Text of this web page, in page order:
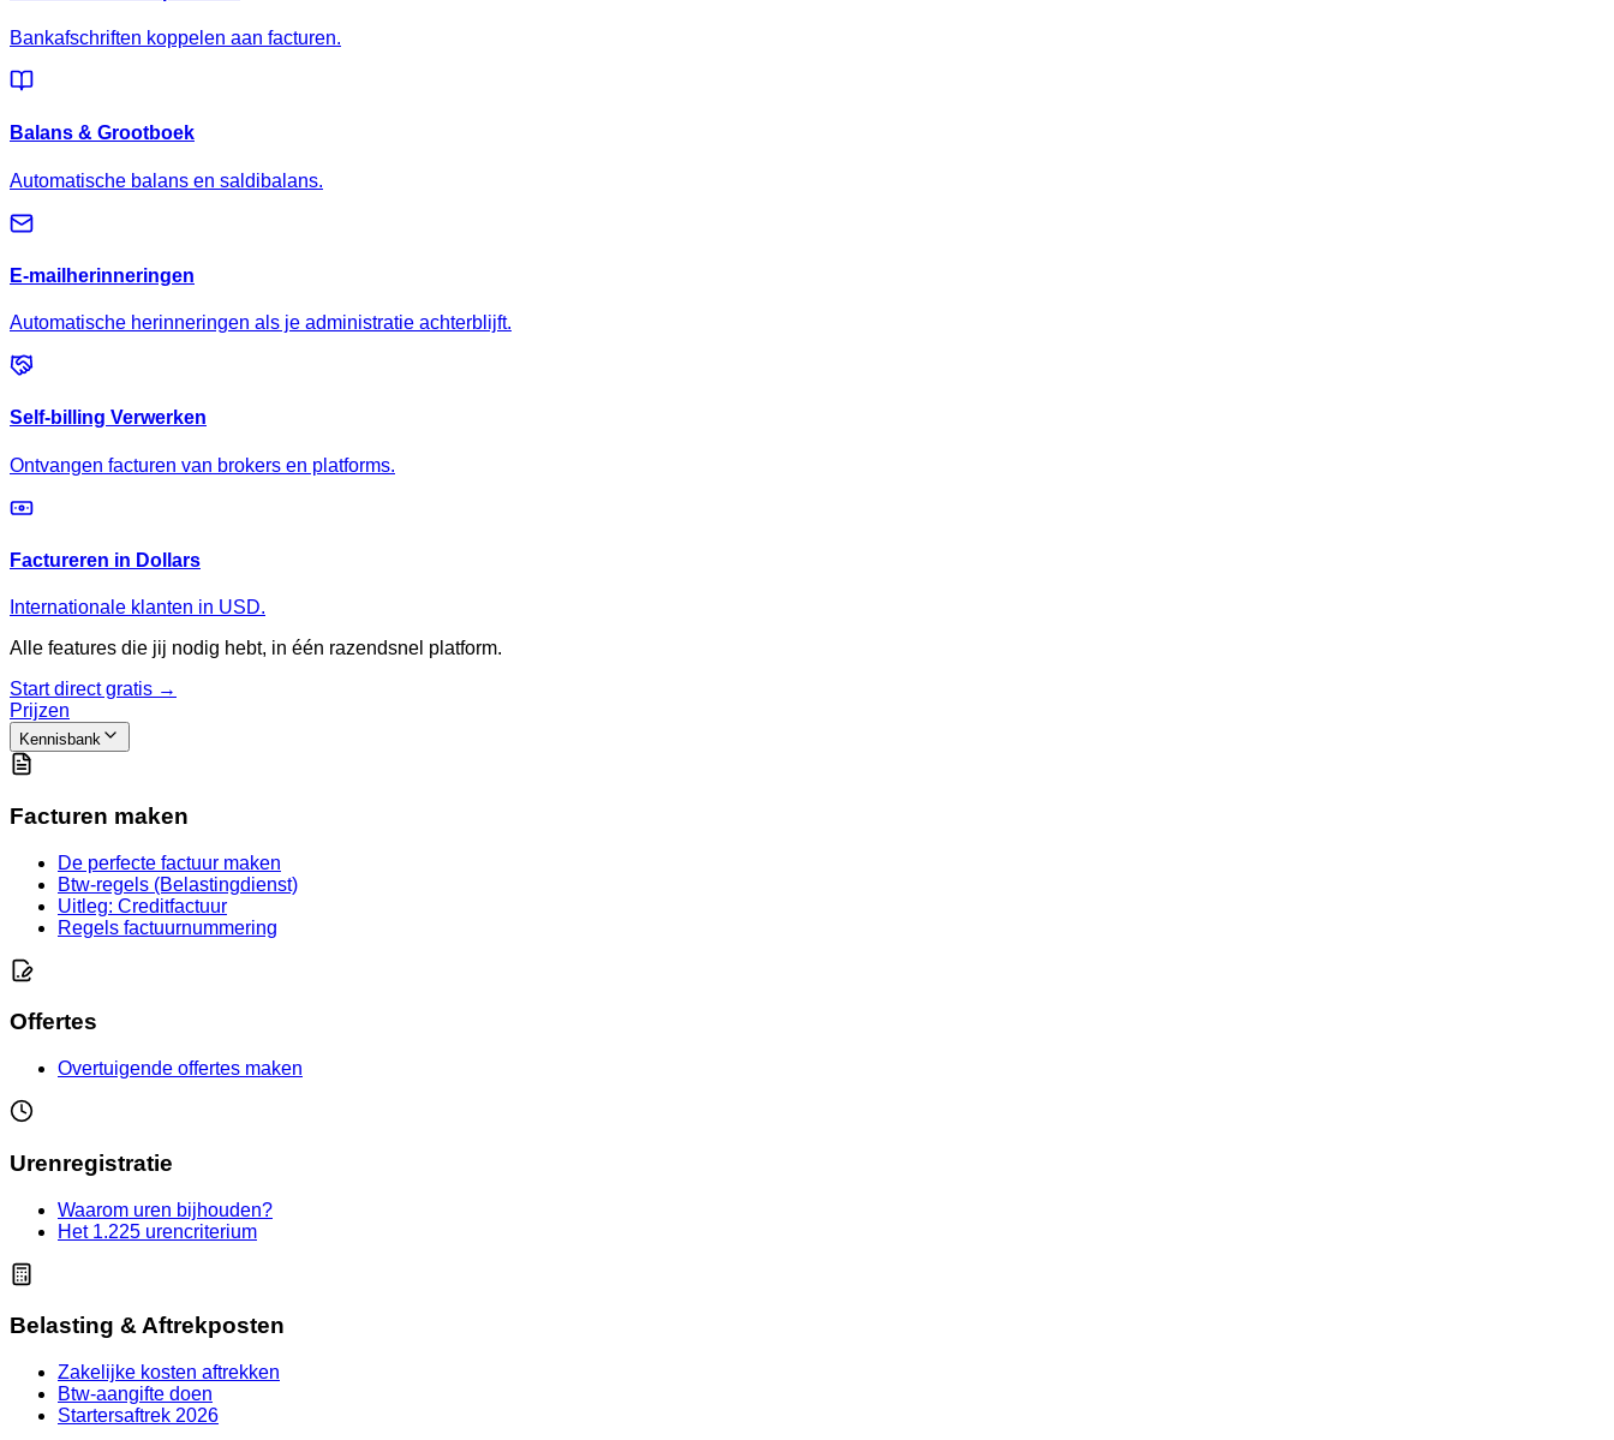
Bankafschriften koppelen aan facturen.
Balans & Grootboek
Automatische balans en saldibalans.
E-mailherinneringen
Automatische herinneringen als je administratie achterblijft.
Self-billing Verwerken
Ontvangen facturen van brokers en platforms.
Factureren in Dollars
Internationale klanten in USD.
Alle features die jij nodig hebt, in één razendsnel platform.
Start direct gratis →
Prijzen
Kennisbank
Facturen maken
De perfecte factuur maken
Btw-regels (Belastingdienst)
Uitleg: Creditfactuur
Regels factuurnummering
Offertes
Overtuigende offertes maken
Urenregistratie
Waarom uren bijhouden?
Het 1.225 urencriterium
Belasting & Aftrekposten
Zakelijke kosten aftrekken
Btw-aangifte doen
Startersaftrek 2026